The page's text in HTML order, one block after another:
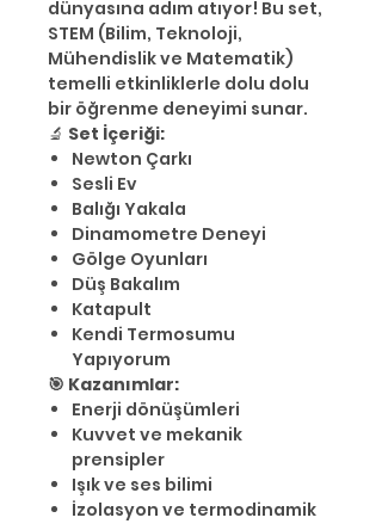
dünyasına adım atıyor! Bu set,
STEM (Bilim, Teknoloji,
Mühendislik ve Matematik)
temelli etkinliklerle dolu dolu
bir öğrenme deneyimi sunar.
🔬 Set İçeriği:
Newton Çarkı
Sesli Ev
Balığı Yakala
Dinamometre Deneyi
Gölge Oyunları
Düş Bakalım
Katapult
Kendi Termosumu
Yapıyorum
🎯 Kazanımlar:
Enerji dönüşümleri
Kuvvet ve mekanik
prensipler
Işık ve ses bilimi
İzolasyon ve termodinamik